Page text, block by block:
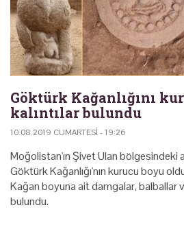
Göktürk Kağanlığını
kalıntılar bulundu
10.08.2019 CUMARTESI - 19:26
Moğolistan'ın Şivet Ulan bölgesindeki
Göktürk Kağanlığı'nın kurucu boyu
Kağan boyuna ait damgalar, balballar
bulundu.